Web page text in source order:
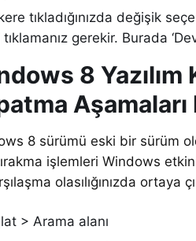
tıkladığınızda değişik
gerekir. Burada
8
Aşamaları
8 sürümü eski bir sürüm
işlemleri Windows
olasılığınızda ortaya
> Arama alanı